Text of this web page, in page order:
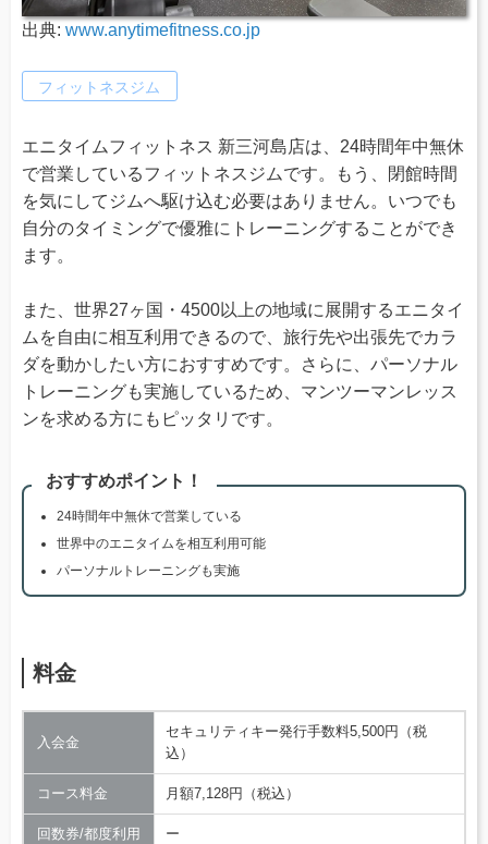
出典: www.anytimefitness.co.jp
フィットネスジム
エニタイムフィットネス 新三河島店は、24時間年中無休
で営業しているフィットネスジムです。もう、閉館時間
を気にしてジムへ駆け込む必要はありません。いつでも
自分のタイミングで優雅にトレーニングすることができ
ます。
また、世界27ヶ国・4500以上の地域に展開するエニタイ
ムを自由に相互利用できるので、旅行先や出張先でカラ
ダを動かしたい方におすすめです。さらに、パーソナル
トレーニングも実施しているため、マンツーマンレッス
ンを求める方にもピッタリです。
おすすめポイント！
24時間年中無休で営業している
世界中のエニタイムを相互利用可能
パーソナルトレーニングも実施
料金
入会金
セキュリティキー発行手数料5,500円（税
込）
コース料金 月額7,128円（税込）
回数券/都度利用 ー